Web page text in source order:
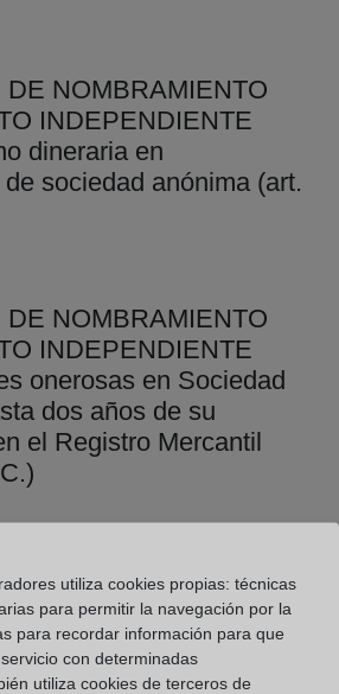
DE NOMBRAMIENTO
INDEPENDIENTE
dineraria en
sociedad anónima (art.
DE NOMBRAMIENTO
INDEPENDIENTE
onerosas en Sociedad
dos años de su
el Registro Mercantil
DE NOMBRAMIENTO
INDEPENDIENTE
en Sociedad Anónima
utiliza cookies propias: técnicas
para permitir la navegación por la
para recordar información para que
con determinadas
utiliza cookies de terceros de